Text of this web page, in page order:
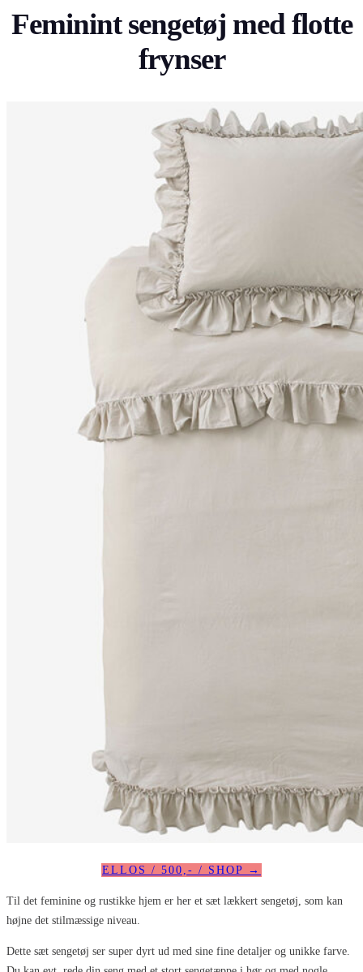
Feminint sengetøj med flotte
frynser
ELLOS / 500,- / SHOP →
Til det feminine og rustikke hjem er her et sæt lækkert sengetøj, som kan
højne det stilmæssige niveau.
Dette sæt sengetøj ser super dyrt ud med sine fine detaljer og unikke farve.